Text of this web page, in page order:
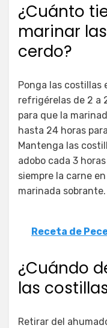
¿Cuánto
marinar
cerdo?
Ponga las costillas
refrigérelas de 2 a
para que la
hasta 24 horas
Mantenga las
adobo cada 3
siempre la carne
marinada sobrante.
Receta de
¿Cuándo
las
Retirar del